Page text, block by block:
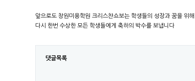
앞으로도 창원미용학원 크리스챤쇼보는 학생들의 성장과 꿈을 위
다시 한번 수상한 모든 학생들에게 축하의 박수를 보냅니다
댓글목록